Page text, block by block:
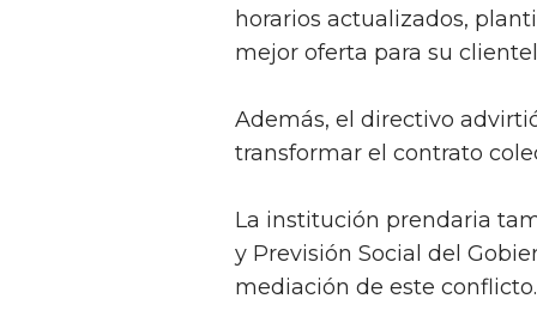
horarios actualizados,
mejor oferta para su
Además, el directivo
transformar el contrato
La institución prendaria
y Previsión Social del
mediación de este conflicto.